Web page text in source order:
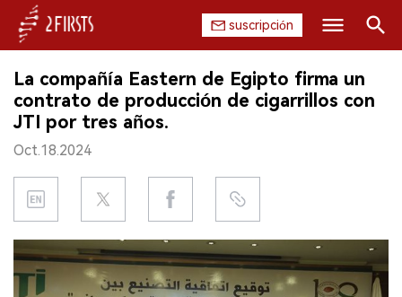
suscripción
INICIO
EMPRESA
PRODUCTO
REGULACIÓN
CHINA
Buscar
La compañía Eastern de Egipto firma un
contrato de producción de cigarrillos con
JTI por tres años.
Oct.18.2024